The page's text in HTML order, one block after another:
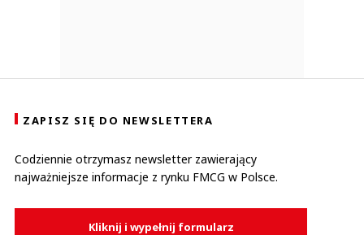
ZAPISZ SIĘ DO NEWSLETTERA
Codziennie otrzymasz newsletter zawierający
najważniejsze informacje z rynku FMCG w Polsce.
Kliknij i wypełnij formularz